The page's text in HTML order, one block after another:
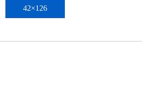
42×126